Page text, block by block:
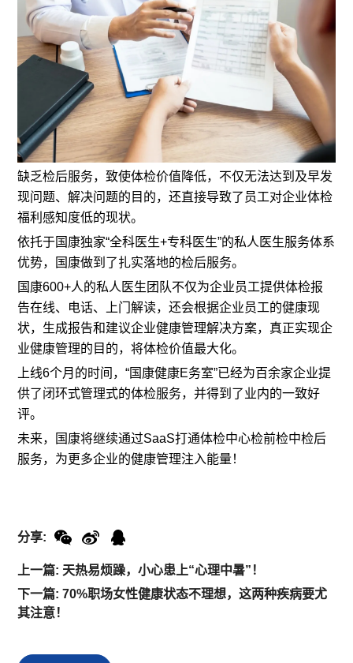
缺乏检后服务，致使体检价值降低，不仅无法达到及早发
现问题、解决问题的目的，还直接导致了员工对企业体检
福利感知度低的现状。
依托于国康独家“全科医生+专科医生”的私人医生服务体系
优势，国康做到了扎实落地的检后服务。
国康600+人的私人医生团队不仅为企业员工提供体检报
告在线、电话、上门解读，还会根据企业员工的健康现
状，生成报告和建议企业健康管理解决方案，真正实现企
业健康管理的目的，将体检价值最大化。
上线6个月的时间，“国康健康E务室”已经为百余家企业提
供了闭环式管理式的体检服务，并得到了业内的一致好
评。
未来，国康将继续通过SaaS打通体检中心检前检中检后
服务，为更多企业的健康管理注入能量！
上一篇: 天热易烦躁，小心患上“心理中暑”！
下一篇: 70%职场女性健康状态不理想，这两种疾病要尤
其注意！
分享: